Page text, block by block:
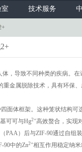
室 技术服务
，导致不同种类的疾病。在
金属脱除技术，具有环保、
面体框架。这种笼状结构可
可可与Hg2+高效螯合，实现
PAA）后与ZIF-90通过自组
90中的Zn2+相互作用稳定纳